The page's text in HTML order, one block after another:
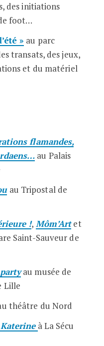
des initiations
foot…
» au parc
transats, des jeux,
et du matériel
flamandes,
au Palais
au Tripostal de
!, Môm’Artet
Saint-Sauveur de
au musée de
Lille
théâtre du Nord
à La Sécu